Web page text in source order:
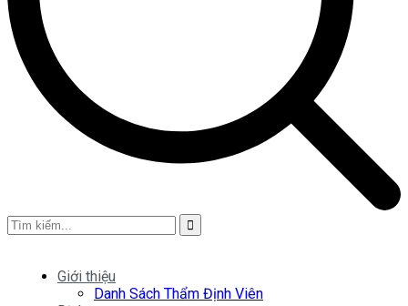
Giới thiệu
Danh Sách Thẩm Định Viên